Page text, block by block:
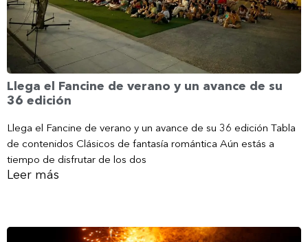
Llega el Fancine de verano y un avance de su
36 edición
Llega el Fancine de verano y un avance de su 36 edición Tabla
de contenidos Clásicos de fantasía romántica Aún estás a
tiempo de disfrutar de los dos
Leer más